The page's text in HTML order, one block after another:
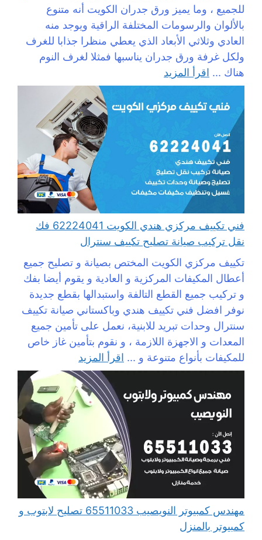
للجميع ، وما يميز ورق جدران الكويت أنه متنوع
بالألوان والرسومات المختلفة الراقية ويوجد منه
العادي وثلاثي الأبعاد الذي يعطي منظرا جذابا للغرف
ولكل غرفة ورق جدران يناسبها فمثلا لغرف النوم
هناك ... اقرأ المزيد
فني تكييف مركزي هندي الكويت 62224041 فك
نقل تركيب صيانة تصليح تكييف سنترال
تكييف مركزي الكويت المختص بصيانة و تصليح جميع
أعطال المكيفات المركزية و العادية و يقوم أيضا بفك
و تركيب جميع القطع التالفة واستبدالها بقطع جديدة
نوفر افضل فني تكييف هندي وباكستاني صيانة تكييف
سنترال وحدات تبريد للابنية، نعمل على تأمين جميع
المعدات و الاجهزة اللازمة ، و نقوم بتأمين غاز خاص
للمكيفات بأنواع متنوعة و ... اقرأ المزيد
مهندس كمبيوتر النويصيب 65511033 تصليح لابتوب و
كمبيوتر بالمنزل